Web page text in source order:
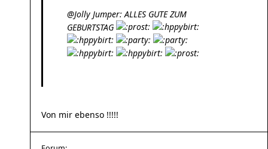
@Jolly Jumper: ALLES GUTE ZUM
GEBURTSTAG
Von mir ebenso !!!!!